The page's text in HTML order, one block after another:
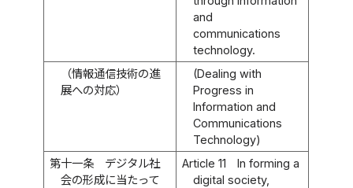
and
communications
technology.
（情報通信技術の進
展への対応）
(Dealing with
Progress in
Information and
Communications
Technology)
第十一条
デジタル社
会の形成に当たって
Article 11
In forming a
digital society,